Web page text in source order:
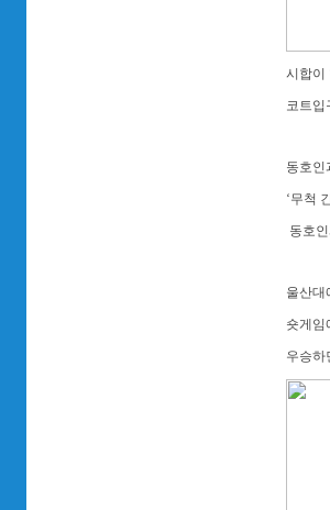
시합이
코트입
동호인
‘무척
동호
울산대
숏게임
우승하